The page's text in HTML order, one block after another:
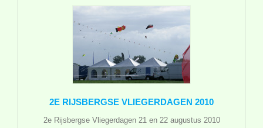
2E RIJSBERGSE VLIEGERDAGEN 2010
2e Rijsbergse Vliegerdagen 21 en 22 augustus 2010